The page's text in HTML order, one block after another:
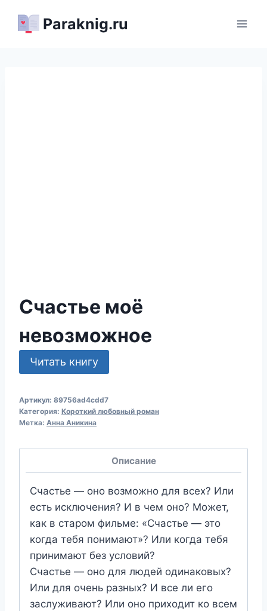
Paraknig.ru
Счастье моё
невозможное
Читать книгу
Артикул: 89756ad4cdd7
Категория: Короткий любовный роман
Метка: Анна Аникина
Описание
Счастье — оно возможно для всех? Или
есть исключения? И в чем оно? Может,
как в старом фильме: «Счастье — это
когда тебя понимают»? Или когда тебя
принимают без условий?
Счастье — оно для людей одинаковых?
Или для очень разных? И все ли его
заслуживают? Или оно приходит ко всем